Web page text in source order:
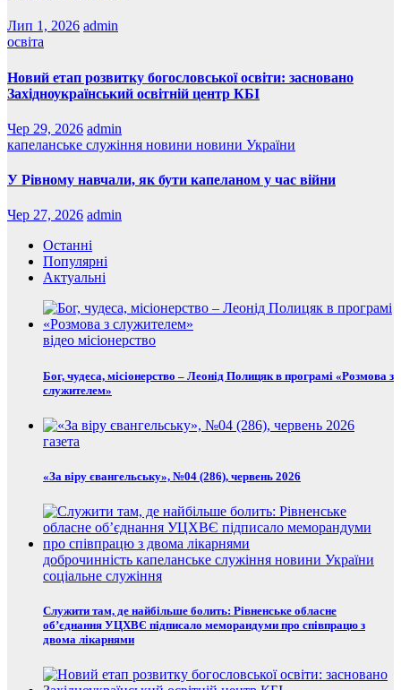
Лип 1, 2026 admin
освіта
Новий етап розвитку богословської освіти: засновано
Західноукраїнський освітній центр КБІ
Чер 29, 2026 admin
капеланське служіння новини новини України
У Рівному навчали, як бути капеланом у час війни
Чер 27, 2026 admin
Останні
Популярні
Актуальні
відео місіонерство
Бог, чудеса, місіонерство – Леонід Полицяк в програмі «Розмова з
служителем»
газета
«За віру євангельську», №04 (286), червень 2026
доброчинність капеланське служіння новини України
соціальне служіння
Служити там, де найбільше болить: Рівненське обласне
об’єднання УЦХВЄ підписало меморандуми про співпрацю з
двома лікарнями